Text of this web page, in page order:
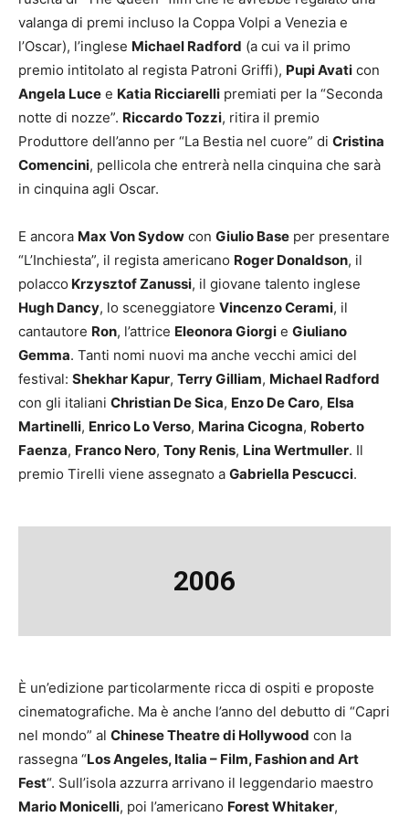
valanga di premi incluso la Coppa Volpi a Venezia e
l’Oscar), l’inglese Michael Radford (a cui va il primo
premio intitolato al regista Patroni Griffi), Pupi Avati con
Angela Luce e Katia Ricciarelli premiati per la “Seconda
notte di nozze”. Riccardo Tozzi, ritira il premio
Produttore dell’anno per “La Bestia nel cuore” di Cristina
Comencini, pellicola che entrerà nella cinquina che sarà
in cinquina agli Oscar.
E ancora Max Von Sydow con Giulio Base per presentare
“L’Inchiesta”, il regista americano Roger Donaldson, il
polacco Krzysztof Zanussi, il giovane talento inglese
Hugh Dancy, lo sceneggiatore Vincenzo Cerami, il
cantautore Ron, l’attrice Eleonora Giorgi e Giuliano
Gemma. Tanti nomi nuovi ma anche vecchi amici del
festival: Shekhar Kapur, Terry Gilliam, Michael Radford
con gli italiani Christian De Sica, Enzo De Caro, Elsa
Martinelli, Enrico Lo Verso, Marina Cicogna, Roberto
Faenza, Franco Nero, Tony Renis, Lina Wertmuller. Il
premio Tirelli viene assegnato a Gabriella Pescucci.
2006
È un’edizione particolarmente ricca di ospiti e proposte
cinematografiche. Ma è anche l’anno del debutto di “Capri
nel mondo” al Chinese Theatre di Hollywood con la
rassegna “Los Angeles, Italia – Film, Fashion and Art
Fest“. Sull’isola azzurra arrivano il leggendario maestro
Mario Monicelli, poi l’americano Forest Whitaker,